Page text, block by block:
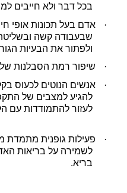
בכל דבר ולא חייבים
·
אדם בעל תכונות אופי
שבעבודה קשה
ולפתור את הבעיות
·
שיפור רמת הסבלנות
·
אנשים הנוטים לכעוס
להגיע למצבים של
לעזור להתמודדות עם
·
פעילות גופנית מתמדת
לשמירה על בריאות
בריא.